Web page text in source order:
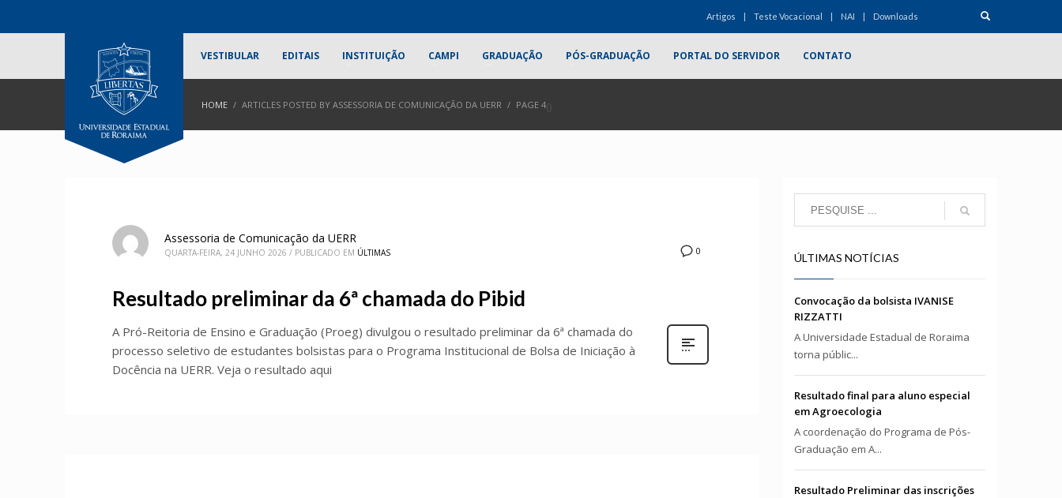
Artigos Teste Vocacional NAI Downloads
VESTIBULAR EDITAIS INSTITUIÇÃO CAMPI GRADUAÇÃO PÓS-GRADUAÇÃO PORTAL DO SERVIDOR CONTATO
HOME ARTICLES POSTED BY ASSESSORIA DE COMUNICAÇÃO DA UERR (
PAGE 4 )
0
Assessoria de Comunicação da UERR
QUARTA-FEIRA, 24 JUNHO 2026 / PUBLICADO EM ÚLTIMAS
Resultado preliminar da 6ª chamada do Pibid
A Pró-Reitoria de Ensino e Graduação (Proeg) divulgou o resultado preliminar da 6ª chamada do
processo seletivo de estudantes bolsistas para o Programa Institucional de Bolsa de Iniciação à
Docência na UERR. Veja o resultado aqui
ÚLTIMAS NOTÍCIAS
Convocação da bolsista IVANISE
RIZZATTI
A Universidade Estadual de Roraima
torna públic...
Resultado final para aluno especial
em Agroecologia
A coordenação do Programa de Pós-
Graduação em A...
Resultado Preliminar das inscrições